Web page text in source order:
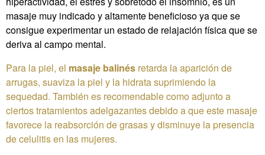
masaje muy indicado y altamente beneficioso ya que se
consigue experimentar un estado de relajación física que se
deriva al campo mental.
Para la piel, el masaje balinés retarda la aparición de
arrugas, suaviza la piel y la hidrata suprimiendo la
sequedad. También es recomendable como adjunto a
ciertos tratamientos adelgazantes debido a que este masaje
favorece la reabsorción de grasas y disminuye la presencia
de celulitis en las mujeres.